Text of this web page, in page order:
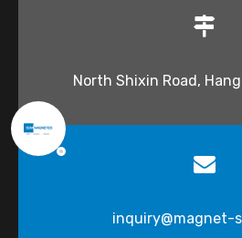
108 North Shixin Road,
inquiry@magnet-